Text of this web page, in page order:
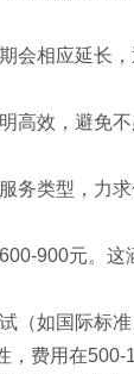
会相应延长
高效，避免不
务类型，力
900元。这
（如国际标
费用在500-